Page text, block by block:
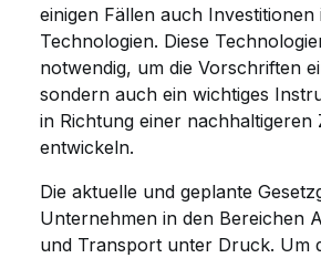
einigen Fällen auch Investitionen
Technologien. Diese
notwendig, um die Vorschriften
sondern auch ein wichtiges
in Richtung einer nachhaltigeren
entwickeln.
Die aktuelle und geplante
Unternehmen in den Bereichen
und Transport unter Druck. Um